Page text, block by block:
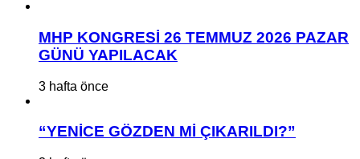
MHP KONGRESİ 26 TEMMUZ 2026 PAZAR
GÜNÜ YAPILACAK
3 hafta önce
“YENİCE GÖZDEN Mİ ÇIKARILDI?”